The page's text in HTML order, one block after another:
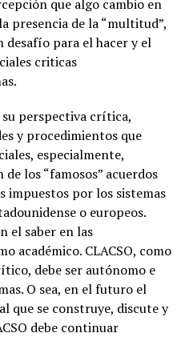
que algo cambio en
presencia de la “multitud”,
para el hacer y el
criticas
perspectiva crítica,
y procedimientos que
especialmente,
los “famosos” acuerdos
impuestos por los sistemas
o europeos.
el saber en las
académico. CLACSO, como
debe ser autónomo e
O sea, en el futuro el
que se construye, discute y
debe continuar